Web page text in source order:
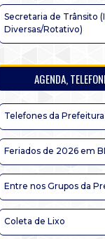
Secretaria de Trânsito
Diversas/Rotativo)
AGENDA,
Telefones da Prefeitura
Feriados de 2026 em
Entre nos Grupos da
Coleta de Lixo